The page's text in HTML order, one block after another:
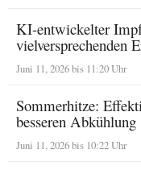
KI-entwickelter
vielversprechenden
Juni 11, 2026 bis 11:20 Uhr
Sommerhitze:
besseren Abkühlung
Juni 11, 2026 bis 10:22 Uhr